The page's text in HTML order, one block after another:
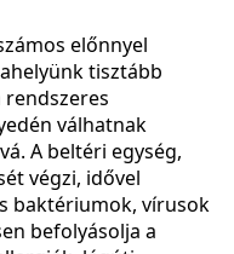
előnnyel
tisztább
rendszeres
válhatnak
A beltéri egység,
végzi, idővel
baktériumok, vírusok
befolyásolja a